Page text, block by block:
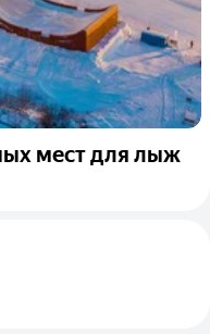
мест для лыж